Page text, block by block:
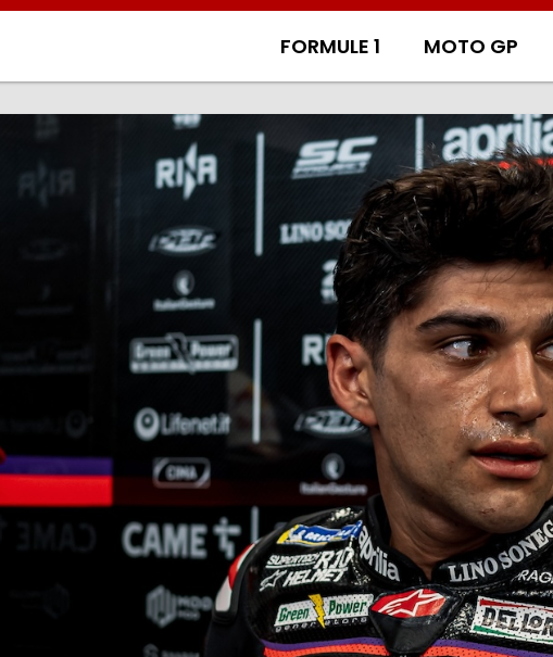
FORMULE 1 MOTO GP